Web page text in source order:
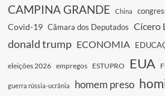
CAMPINA GRANDE China
Covid-19 Câmara dos Deputados Cícero
donald trump ECONOMIA
eleições 2026 empregos ESTUPRO EUA
guerra rússia-ucrânia homem preso